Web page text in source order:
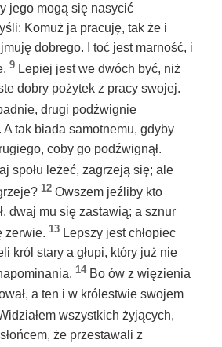
jego mogą się nasycić
Komuż ja pracuję, tak że i
dobrego. I toć jest marność, i
9 Lepiej jest we dwóch być, niż
dobry pożytek z pracy swojej.
drugi podźwignie
tak biada samotnemu, gdyby
coby go podźwignął.
społu leżeć, zagrzeją się; ale
12 Owszem jeźliby kto
dwaj mu się zastawią; a sznur
zerwie. 13 Lepszy jest chłopiec
król stary a głupi, który już nie
14 Bo ów z więzienia
a ten i w królestwie swojem
wszystkich żyjących,
że przestawali z